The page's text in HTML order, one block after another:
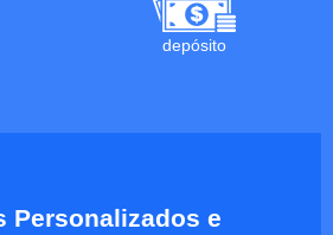
depósito
Personalizados e